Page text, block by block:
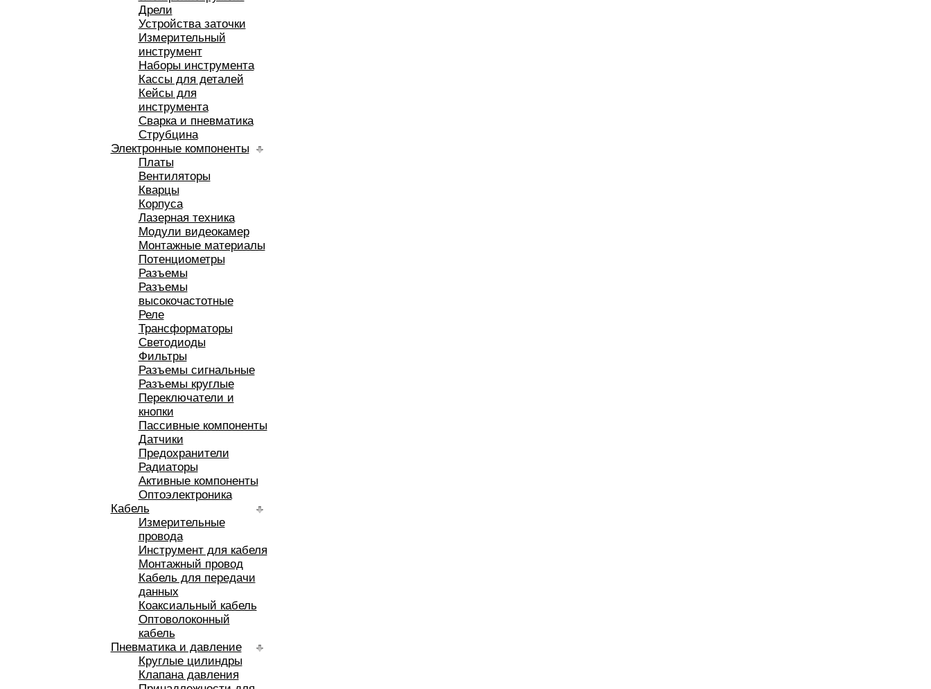
Дрели
Устройства заточки
Измерительный
инструмент
Наборы инструмента
Кассы для деталей
Кейсы для
инструмента
Сварка и пневматика
Струбцина
Электронные компоненты
Платы
Вентиляторы
Кварцы
Корпуса
Лазерная техника
Модули видеокамер
Монтажные материалы
Потенциометры
Разъемы
Разъемы
высокочастотные
Реле
Трансформаторы
Светодиоды
Фильтры
Разъемы сигнальные
Разъемы круглые
Переключатели и
кнопки
Пассивные компоненты
Датчики
Предохранители
Радиаторы
Активные компоненты
Оптоэлектроника
Кабель
Измерительные
провода
Инструмент для кабеля
Монтажный провод
Кабель для передачи
данных
Коаксиальный кабель
Оптоволоконный
кабель
Пневматика и давление
Круглые цилиндры
Клапана давления